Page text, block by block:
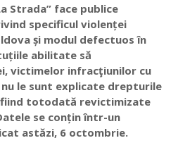
Strada” face publice
specificul violenței
și modul defectuos în
abilitate să
victimelor infracţiunilor cu
le sunt explicate drepturile
fiind totodată revictimizate
se conțin într-un
astăzi, 6 octombrie.